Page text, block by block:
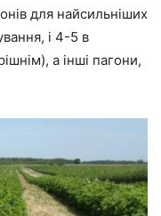
для найсильніших
і 4-5 в
а інші пагони,